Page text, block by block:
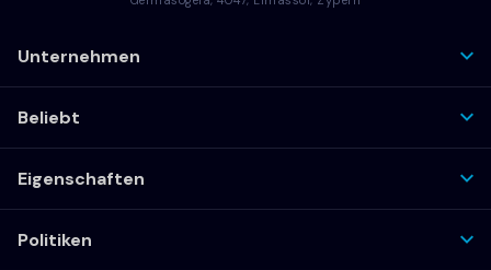
Unternehmen
Beliebt
Eigenschaften
Politiken